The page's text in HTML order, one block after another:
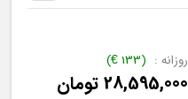
روزانه : (
133
€
)
28,595,000تومان